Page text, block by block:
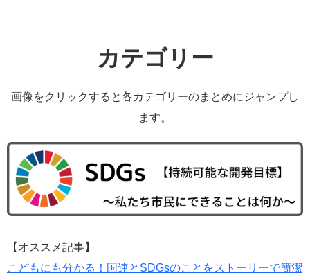
カテゴリー
画像をクリックすると各カテゴリーのまとめにジャンプし
ます。
【オススメ記事】
こどもにも分かる！国連とSDGsのことをストーリーで簡潔